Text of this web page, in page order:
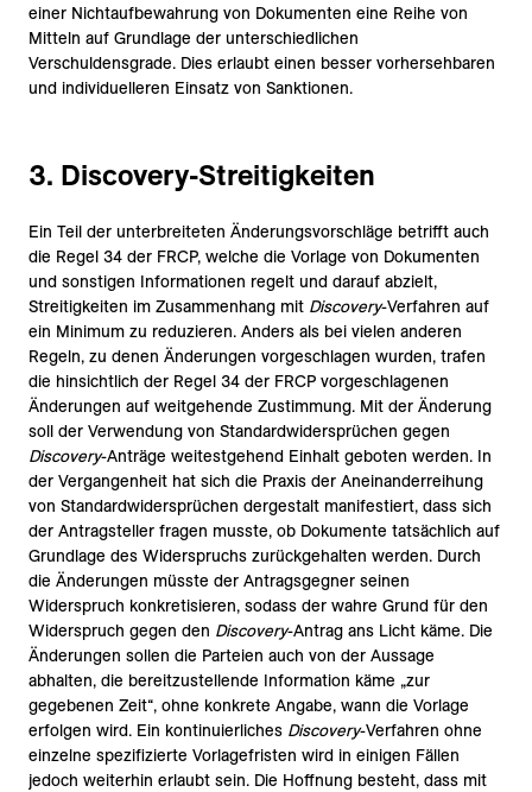
einer Nichtaufbewahrung von Dokumenten eine Reihe von
Mitteln auf Grundlage der unterschiedlichen
Verschuldensgrade. Dies erlaubt einen besser vorhersehbaren
und individuelleren Einsatz von Sanktionen.
3. Discovery-Streitigkeiten
Ein Teil der unterbreiteten Änderungsvorschläge betrifft auch
die Regel 34 der FRCP, welche die Vorlage von Dokumenten
und sonstigen Informationen regelt und darauf abzielt,
Streitigkeiten im Zusammenhang mit Discovery-Verfahren auf
ein Minimum zu reduzieren. Anders als bei vielen anderen
Regeln, zu denen Änderungen vorgeschlagen wurden, trafen
die hinsichtlich der Regel 34 der FRCP vorgeschlagenen
Änderungen auf weitgehende Zustimmung. Mit der Änderung
soll der Verwendung von Standardwidersprüchen gegen
Discovery-Anträge weitestgehend Einhalt geboten werden. In
der Vergangenheit hat sich die Praxis der Aneinanderreihung
von Standardwidersprüchen dergestalt manifestiert, dass sich
der Antragsteller fragen musste, ob Dokumente tatsächlich auf
Grundlage des Widerspruchs zurückgehalten werden. Durch
die Änderungen müsste der Antragsgegner seinen
Widerspruch konkretisieren, sodass der wahre Grund für den
Widerspruch gegen den Discovery-Antrag ans Licht käme. Die
Änderungen sollen die Parteien auch von der Aussage
abhalten, die bereitzustellende Information käme „zur
gegebenen Zeit“, ohne konkrete Angabe, wann die Vorlage
erfolgen wird. Ein kontinuierliches Discovery-Verfahren ohne
einzelne spezifizierte Vorlagefristen wird in einigen Fällen
jedoch weiterhin erlaubt sein. Die Hoffnung besteht, dass mit